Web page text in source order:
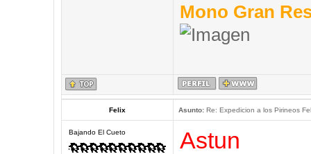
Mono Gran
Felix Asunto:Re: Expedicion a los Pirineos
Bajando El Cueto Astun